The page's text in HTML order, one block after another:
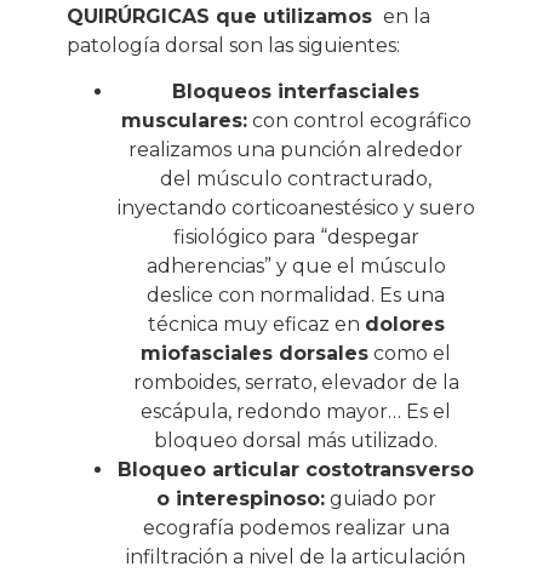
QUIRÚRGICAS que utilizamos en la
patología dorsal son las siguientes:
Bloqueos interfasciales
musculares:con control ecográfico
realizamos una punción alrededor
del músculo contracturado,
inyectando corticoanestésico y suero
fisiológico para “despegar
adherencias” y que el músculo
deslice con normalidad. Es una
técnica muy eficaz en dolores
miofasciales dorsales como el
romboides, serrato, elevador de la
escápula, redondo mayor… Es el
bloqueo dorsal más utilizado.
Bloqueo articular costotransverso
o interespinoso:guiado por
ecografía podemos realizar una
infiltración a nivel de la articulación